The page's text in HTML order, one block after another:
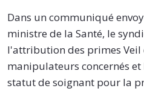
Dans un communiqué
ministre de la Santé, le
l'attribution des primes Veil
manipulateurs concernés
statut de soignant pour la